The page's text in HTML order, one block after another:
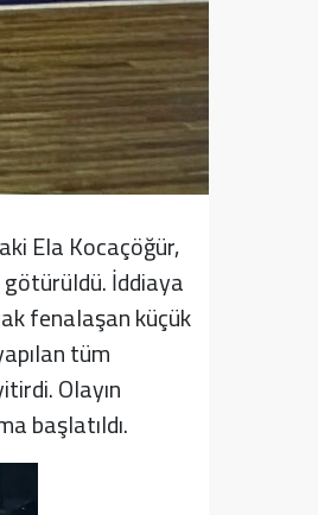
Ela Kocaçöğür,
İddiaya
fenalaşan küçük
tüm
Olayın
başlatıldı.